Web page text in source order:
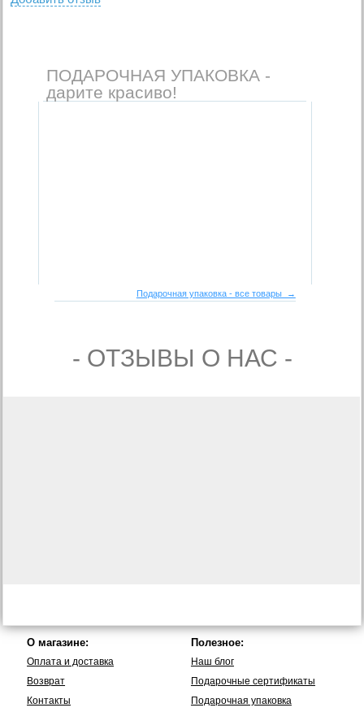
ПОДАРОЧНАЯ УПАКОВКА -
дарите красиво!
Подарочная упаковка - все товары →
- ОТЗЫВЫ О НАС -
О магазине:
Оплата и доставка
Возврат
Контакты
Полезное:
Наш блог
Подарочные сертификаты
Подарочная упаковка